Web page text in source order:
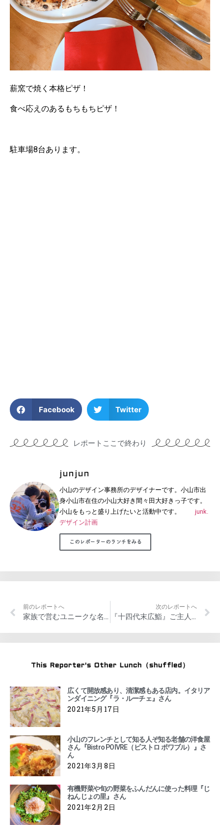
薪窯で焼く本格ピザ！
食べ応えのあるもちもちピザ！
駐車場8台あります。
Facebook Twitter
レポートここで終わり
junjun
小山のデザイン事務所のデザイナーです。小山市出
身小山市在住の小山大好き間々田大好きっ子です。
小山をもっと盛り上げたいと活動中です。 junk.
デザイン計画
このレポーターのランチをみる
前のレポートへ
家族で営むユニークな名前のとんかつや『ひかるん家』のランチ
次のレポートへ
『十四代末広鮨』ご主人とおかみさん二人三脚の鮨屋のランチ
This Reporter's Other Lunch（shuffled）
広くて開放感あり、清潔感もある店内。イタリア
ンダイニング『ラ・ルーチェ』さん
2021年5月17日
小山のフレンチとして知る人ぞ知る老舗の洋食屋
さん『Bistro POIVRE（ビストロ ポワブル）』さ
ん
2021年3月8日
有機野菜や旬の野菜をふんだんに使った料理『じ
ねんじょの里』さん
2021年2月2日